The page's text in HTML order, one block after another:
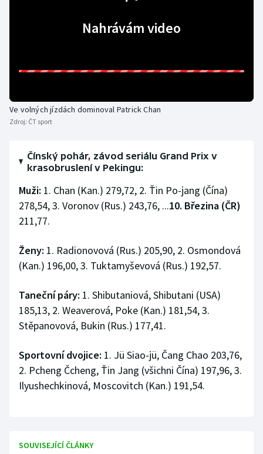
Plavání
Ragby
Rychlobruslení
Rychlostní kanoistika
Short track
Stolní tenis
Triatlon
Veslování
Vodní slalom
Ostatní
Nahrávám video
Ve volných jízdách dominoval Patrick Chan
Zdroj: ČT sport
Čínský pohár, závod seriálu Grand Prix v
krasobruslení v Pekingu:
Muži: 1. Chan (Kan.) 279,72, 2. Ťin Po-jang (Čína)
278,54, 3. Voronov (Rus.) 243,76, ...10. Březina (ČR)
211,77.
Ženy: 1. Radionovová (Rus.) 205,90, 2. Osmondová
(Kan.) 196,00, 3. Tuktamyševová (Rus.) 192,57.
Taneční páry: 1. Shibutaniová, Shibutani (USA)
185,13, 2. Weaverová, Poke (Kan.) 181,54, 3.
Stěpanovová, Bukin (Rus.) 177,41.
Sportovní dvojice: 1. Jü Siao-jü, Čang Chao 203,76,
2. Pcheng Čcheng, Ťin Jang (všichni Čína) 197,96, 3.
Ilyushechkinová, Moscovitch (Kan.) 191,54.
SOUVISEJÍCÍ ČLÁNKY